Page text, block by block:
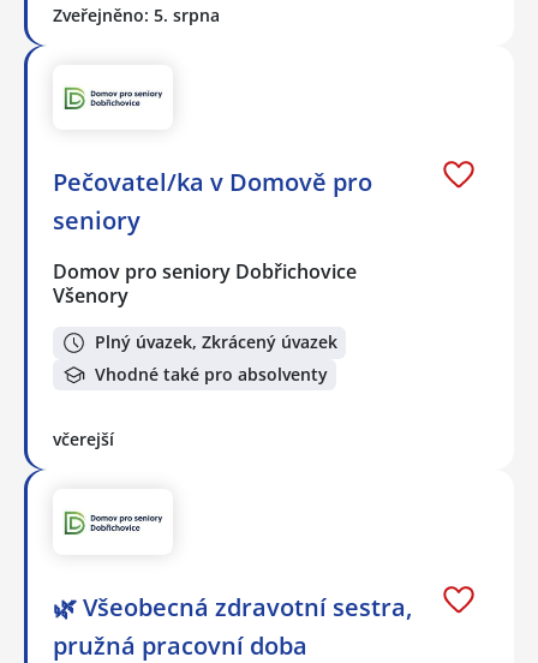
Zveřejněno: 5. srpna
Pečovatel/ka v Domově pro
seniory
Domov pro seniory Dobřichovice
Všenory
Plný úvazek, Zkrácený úvazek
Vhodné také pro absolventy
včerejší
🌿 Všeobecná zdravotní sestra,
pružná pracovní doba